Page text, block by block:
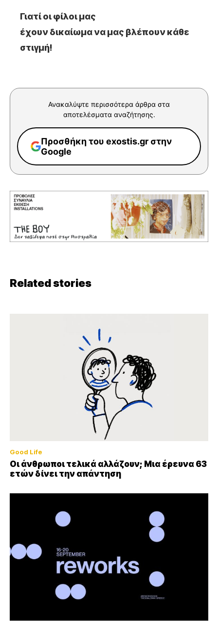
Γιατί οι φίλοι μας
έχουν δικαίωμα να μας βλέπουν κάθε
στιγμή!
Ανακαλύψτε περισσότερα άρθρα στα
αποτελέσματα αναζήτησης.
Προσθήκη του exostis.gr στην
Google
Related stories
Good Life
Οι άνθρωποι τελικά αλλάζουν; Μια έρευνα 63
ετών δίνει την απάντηση